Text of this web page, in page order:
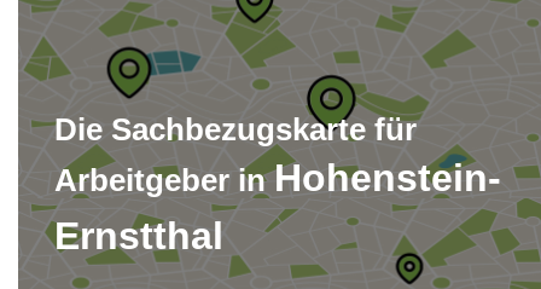
Die Sachbezugskarte für
Arbeitgeber inHohenstein-
Ernstthal